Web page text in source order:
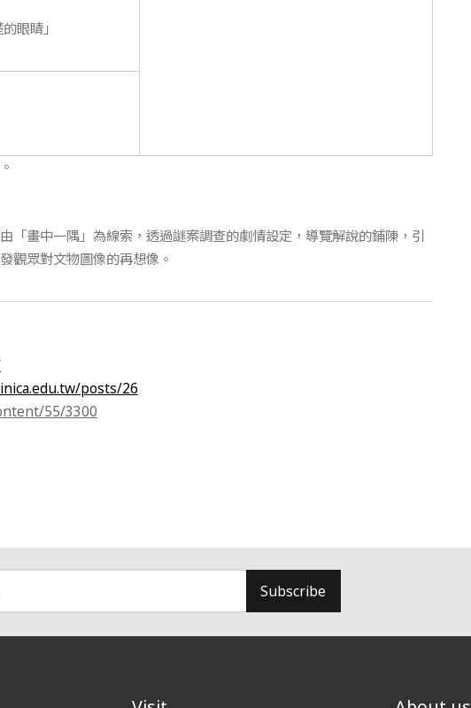
眼睛」
「畫中一隅」為線索，透過謎案調查的劇情設定，導覽解說的鋪陳，引
觀眾對文物圖像的再想像。
posts/26
55/3300
Subscribe